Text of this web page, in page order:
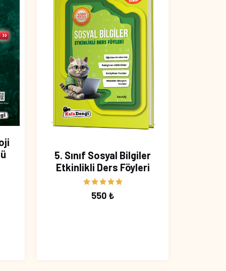
5. Sınıf Sosyal Bilgiler
Etkinlikli Ders Föyleri
550 ₺